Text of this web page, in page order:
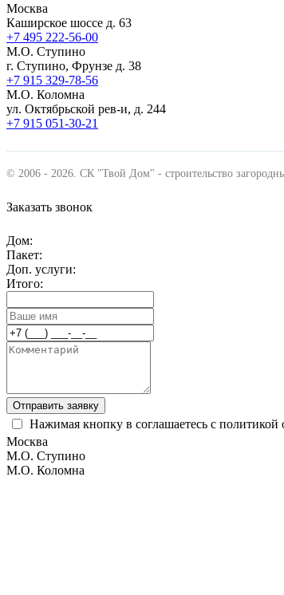
Москва
Каширское шоссе д. 63
+7 495 222-56-00
М.О. Ступино
г. Ступино, Фрунзе д. 38
+7 915 329-78-56
М.О. Коломна
ул. Октябрьской рев-и, д. 244
+7 915 051-30-21
© 2006 - 2026. СК "Твой Дом" - строительство
Заказать звонок
Дом:
Пакет:
Доп. услуги:
Итого:
Отправить заявку
Нажимая кнопку в соглашаетесь с
Москва
М.О. Ступино
М.О. Коломна